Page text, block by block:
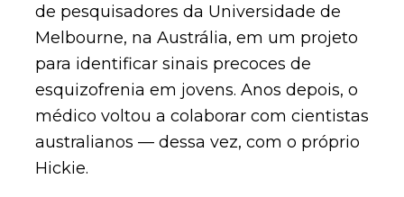
de pesquisadores da Universidade de
Melbourne, na Austrália, em um projeto
para identificar sinais precoces de
esquizofrenia em jovens. Anos depois, o
médico voltou a colaborar com cientistas
australianos — dessa vez, com o próprio
Hickie.